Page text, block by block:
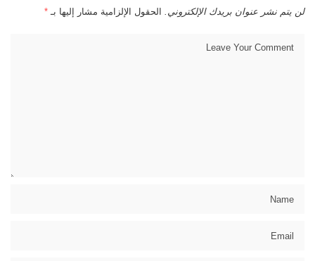
لن يتم نشر عنوان بريدك الإلكتروني. الحقول الإلزامية مشار إليها بـ *